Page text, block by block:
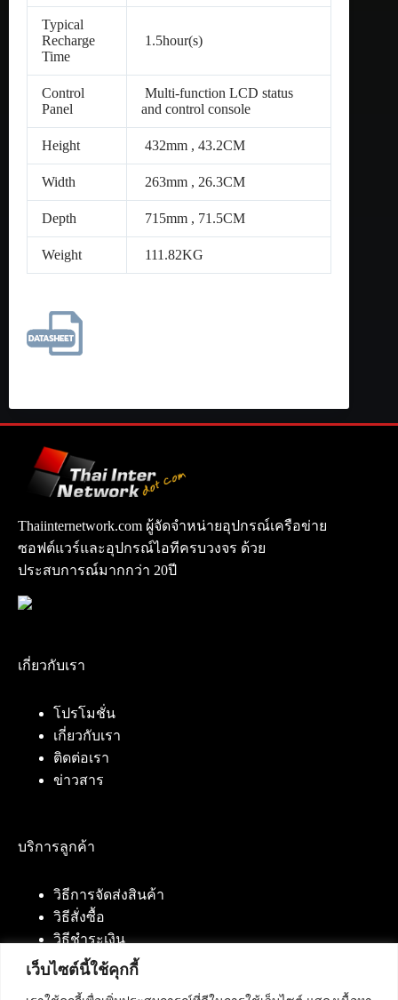
เว็บไซต์นี้ใช้คุกกี้
Typical
Recharge
Time
1.5hour(s)
Control
Panel
Multi-function LCD status
and control console
Height 432mm , 43.2CM
Width 263mm , 26.3CM
Depth 715mm , 71.5CM
Weight 111.82KG
Thaiinternetwork.com ผู้จัดจำหน่ายอุปกรณ์เครือข่าย
ซอฟต์แวร์และอุปกรณ์ไอทีครบวงจร ด้วย
ประสบการณ์มากกว่า 20ปี
เกี่ยวกับเรา
โปรโมชั่น
เกี่ยวกับเรา
ติดต่อเรา
ข่าวสาร
บริการลูกค้า
วิธีการจัดส่งสินค้า
วิธีสั่งซื้อ
วิธีชำระเงิน